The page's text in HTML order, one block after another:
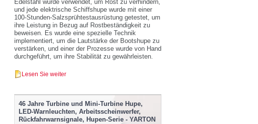
Edelstahl wurde verwendet, um Rost zu verhindern,
und jede elektrische Schiffshupe wurde mit einer
100-Stunden-Salzsprühtestausrüstung getestet, um
ihre Leistung in Bezug auf Rostbeständigkeit zu
beweisen. Es wurde eine spezielle Technik
implementiert, um die Lautstärke der Bootshupe zu
verstärken, und einer der Prozesse wurde von Hand
durchgeführt, um ihre Stabilität zu gewährleisten.
Lesen Sie weiter
46 Jahre Turbine und Mini-Turbine Hupe,
LED-Warnleuchten, Arbeitsscheinwerfer,
Rückfahrwarnsignale, Hupen-Serie - YARTON